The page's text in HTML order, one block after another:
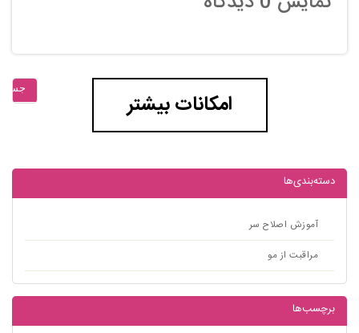
امکانات بیشتر
دسته‌بندی‌ها
آموزش اصلاح سر
مراقبت از مو
برچسب‌ها